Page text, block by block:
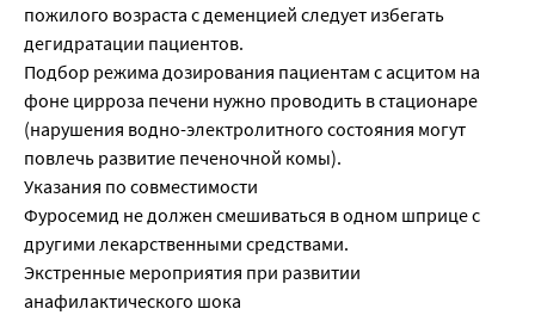
пожилого возраста с деменцией следует избегать
дегидратации пациентов.
Подбор режима дозирования пациентам с асцитом на
фоне цирроза печени нужно проводить в стационаре
(нарушения водно-электролитного состояния могут
повлечь развитие печеночной комы).
Указания по совместимости
Фуросемид не должен смешиваться в одном шприце с
другими лекарственными средствами.
Экстренные мероприятия при развитии
анафилактического шока